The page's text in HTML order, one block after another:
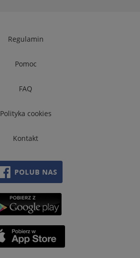
Regulamin
Pomoc
FAQ
Polityka cookies
Kontakt